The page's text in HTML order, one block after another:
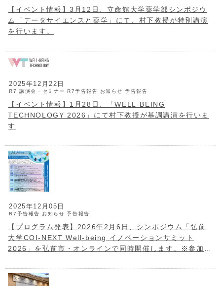
【イベント情報】3月12日、立命館大学薬学部シンポジウ
ム「データサイエンスと薬学」にて、村下教授が特別講演
を行います。
2025年12月22日
R7 講演会・セミナー R7予告報告 お知らせ 予告報告
【イベント情報】1月28日、「WELL-BEING
TECHNOLOGY 2026」にて村下教授が基調講演を行いま
す
2025年12月05日
R7予告報告 お知らせ 予告報告
【プログラム発表】2026年2月6日、シンポジウム「弘前
大学COI-NEXT Well-being イノベーションサミット
2026」を弘前市・オンラインで同時開催します。※参加申